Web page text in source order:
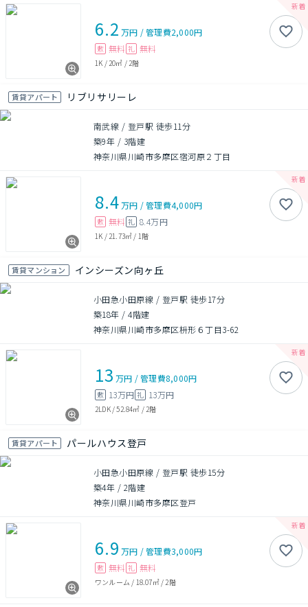
6.2 万円 /管理費2,000円
敷 無料 礼 無料
1K / 20㎡ / 2階
賃貸アパート リブリサリーレ
南武線 / 登戸駅 徒歩11分
築9年 / 3階建
神奈川県川崎市多摩区宿河原２丁目
8.4万円 /管理費4,000円
敷 無料 礼 8.4万円
1K / 21.73㎡ / 1階
賃貸マンション インシーズン向ヶ丘
小田急小田原線 / 登戸駅 徒歩17分
築18年 /4階建
神奈川県川崎市多摩区枡形６丁目3-62
13 万円 /管理費8,000円
敷 13万円 礼 13万円
2LDK/52.84㎡ / 2階
賃貸アパート パールハウス登戸
小田急小田原線 / 登戸駅 徒歩15分
築4年 / 2階建
神奈川県川崎市多摩区登戸
6.9 万円 /管理費3,000円
敷 無料 礼 無料
ワンルーム / 18.07㎡/ 2階